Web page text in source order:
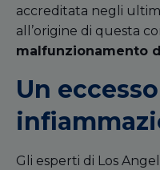
accreditata negli
all’origine di questa
malfunzionamento
Un
Gli esperti di Los